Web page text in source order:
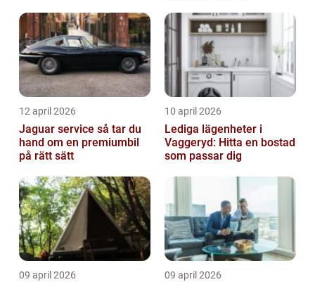
12 april 2026
Jaguar service så tar du
hand om en premiumbil
på rätt sätt
10 april 2026
Lediga lägenheter i
Vaggeryd: Hitta en bostad
som passar dig
09 april 2026 09 april 2026